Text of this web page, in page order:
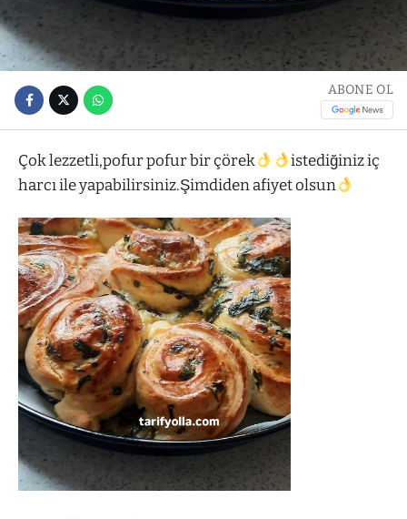
ABONE OL
Çok lezzetli,pofur pofur bir çörek
istediğiniz iç
harcı ile yapabilirsiniz.Şimdiden afiyet olsun